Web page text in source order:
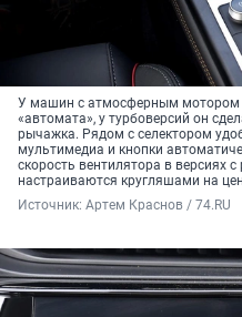
У машин с атмосферным мотором
«автомата», у турбоверсий он
рычажка. Рядом с селектором
мультимедиа и кнопки
скорость вентилятора в версиях
настраиваются кругляшами на
Источник: Артем Краснов / 74.RU